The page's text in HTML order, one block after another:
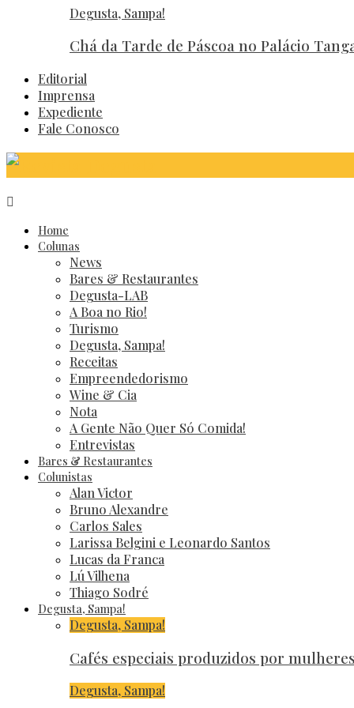
Degusta, Sampa!
Chá da Tarde de Páscoa no Palácio
Editorial
Imprensa
Expediente
Fale Conosco
Home
Colunas
News
Bares & Restaurantes
Degusta-LAB
A Boa no Rio!
Turismo
Degusta, Sampa!
Receitas
Empreendedorismo
Wine & Cia
Nota
A Gente Não Quer Só Comida!
Entrevistas
Bares & Restaurantes
Colunistas
Alan Victor
Bruno Alexandre
Carlos Sales
Larissa Belgini e Leonardo Santos
Lucas da Franca
Lú Vilhena
Thiago Sodré
Degusta, Sampa!
Degusta, Sampa!
Cafés especiais produzidos por
Degusta, Sampa!